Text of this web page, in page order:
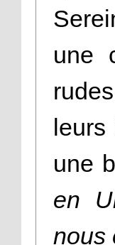
une
leurs
une
en
nous